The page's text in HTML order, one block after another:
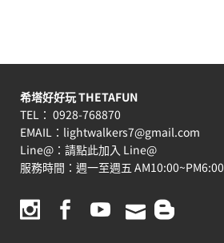
希塔好好玩 THETAFUN
TEL： 0928-768870
EMAIL： lightwalkers7@gmail.com
Line@： 請點此加入 Line@
服務時間：週一至週五 AM10:00~PM6:00